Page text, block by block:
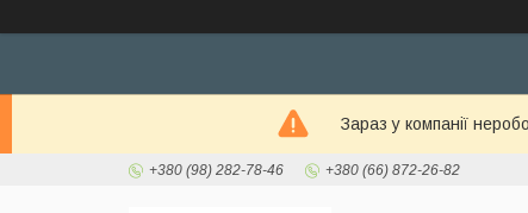
Зараз у компанії
+380 (98) 282-78-46 +380 (66) 872-26-82